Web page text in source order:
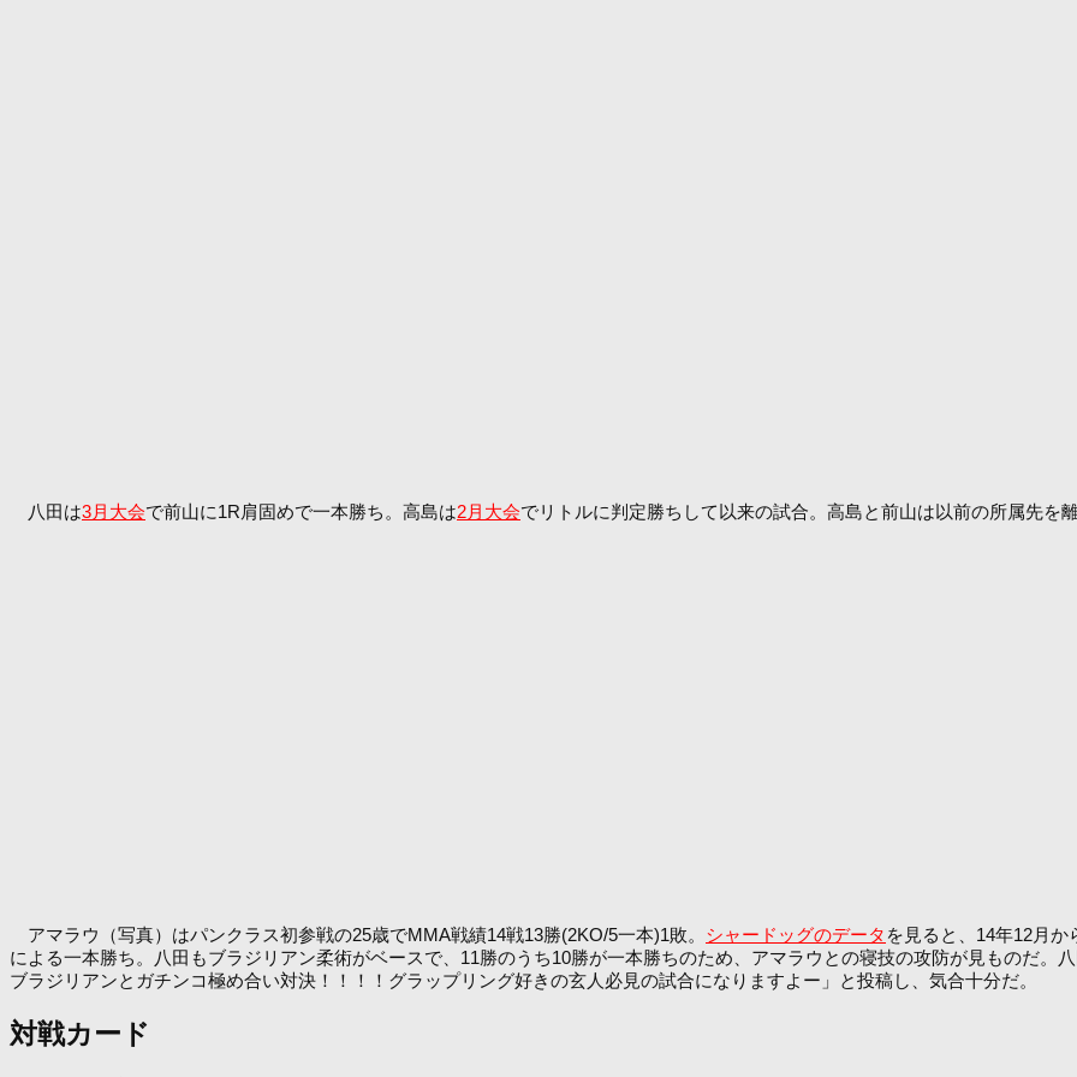
八田は3月大会で前山に1R肩固めで一本勝ち。高島は2月大会でリトルに判定勝ちして以来の試合。高島と前山は以前の所属先を
アマラウ（写真）はパンクラス初参戦の25歳でMMA戦績14戦13勝(2KO/5一本)1敗。 シャードッグのデータ を見ると、14年12月
による一本勝ち。八田もブラジリアン柔術がベースで、11勝のうち10勝が一本勝ちのため、アマラウとの寝技の攻防が見ものだ。
ブラジリアンとガチンコ極め合い対決！！！！グラップリング好きの玄人必見の試合になりますよー」と投稿し、気合十分だ。
対戦カード